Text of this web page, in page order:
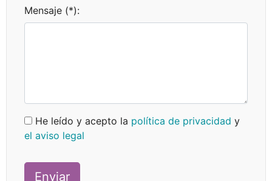
Mensaje (*):
He leído y acepto la política de privacidad y
el aviso legal